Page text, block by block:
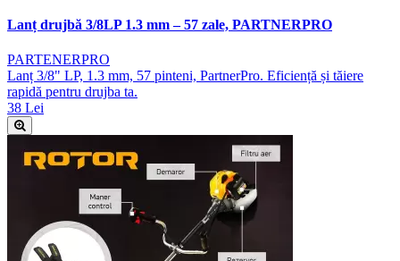
Lanț drujbă 3/8LP 1.3 mm – 57 zale, PARTNERPRO
PARTENERPRO
Lanț 3/8" LP, 1.3 mm, 57 pinteni, PartnerPro. Eficiență și tăiere
rapidă pentru drujba ta.
38 Lei